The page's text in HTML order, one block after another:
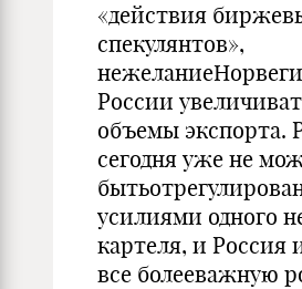
«действия
спекулянтов»,
России
объемы экспорта.
сегодня уже не
усилиями одного
картеля, и Россия
все болееважную